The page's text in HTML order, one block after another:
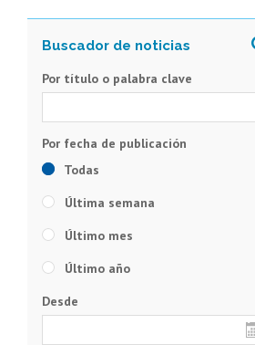
Por título o palabra clave
Todas
Última semana
Último mes
Último año
Desde